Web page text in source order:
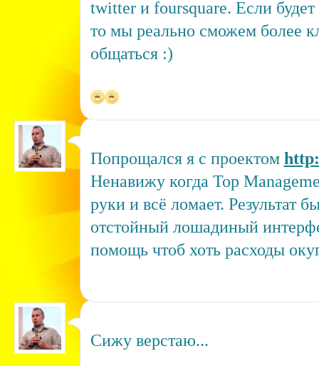
twitter и foursquare. Если
то мы реально сможем более
общаться :)
Попрощался я с проектом
Ненавижу когда Top
руки и всё ломает. Результат
отстойный лошадиный
помощь чтоб хоть расходы
Сижу верстаю...